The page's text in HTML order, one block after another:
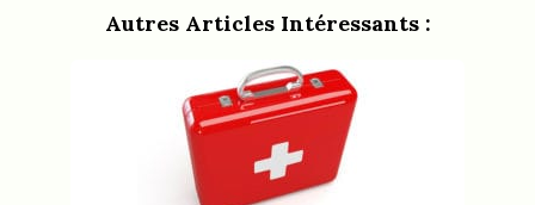
Autres Articles Intéressants :